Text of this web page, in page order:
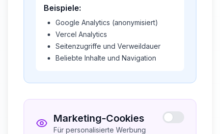
Beispiele:
Google Analytics (anonymisiert)
Vercel Analytics
Seitenzugriffe und Verweildauer
Beliebte Inhalte und Navigation
Marketing-Cookies
Für personalisierte Werbung